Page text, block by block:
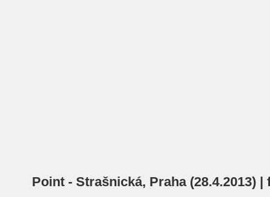
Point - Strašnická, Praha (28.4.2013)